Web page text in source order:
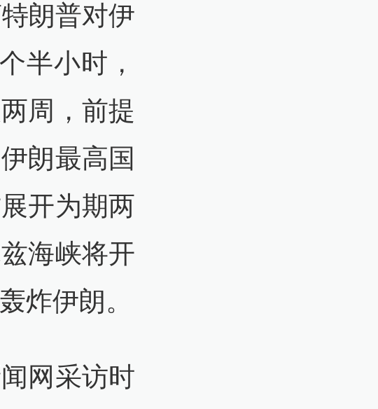
朗普对伊
半小时，
周，前提
朗最高国
开为期两
海峡将开
炸伊朗。
网采访时